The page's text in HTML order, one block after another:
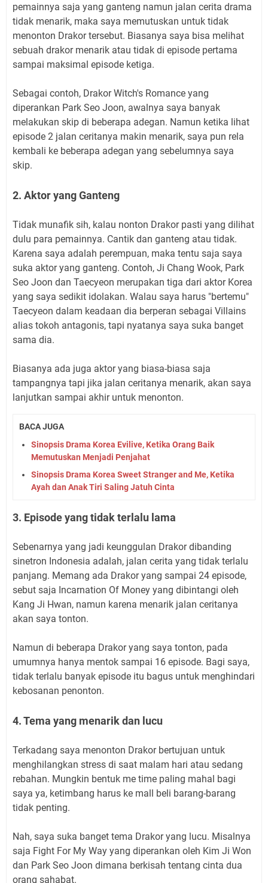
pemainnya saja yang ganteng namun jalan cerita drama
tidak menarik, maka saya memutuskan untuk tidak
menonton Drakor tersebut. Biasanya saya bisa melihat
sebuah drakor menarik atau tidak di episode pertama
sampai maksimal episode ketiga.
Sebagai contoh, Drakor Witch's Romance yang
diperankan Park Seo Joon, awalnya saya banyak
melakukan skip di beberapa adegan. Namun ketika lihat
episode 2 jalan ceritanya makin menarik, saya pun rela
kembali ke beberapa adegan yang sebelumnya saya
skip.
2. Aktor yang Ganteng
Tidak munafik sih, kalau nonton Drakor pasti yang dilihat
dulu para pemainnya. Cantik dan ganteng atau tidak.
Karena saya adalah perempuan, maka tentu saja saya
suka aktor yang ganteng. Contoh, Ji Chang Wook, Park
Seo Joon dan Taecyeon merupakan tiga dari aktor Korea
yang saya sedikit idolakan. Walau saya harus "bertemu"
Taecyeon dalam keadaan dia berperan sebagai Villains
alias tokoh antagonis, tapi nyatanya saya suka banget
sama dia.
Biasanya ada juga aktor yang biasa-biasa saja
tampangnya tapi jika jalan ceritanya menarik, akan saya
lanjutkan sampai akhir untuk menonton.
BACA JUGA
Sinopsis Drama Korea Evilive, Ketika Orang Baik
Memutuskan Menjadi Penjahat
Sinopsis Drama Korea Sweet Stranger and Me, Ketika
Ayah dan Anak Tiri Saling Jatuh Cinta
3. Episode yang tidak terlalu lama
Sebenarnya yang jadi keunggulan Drakor dibanding
sinetron Indonesia adalah, jalan cerita yang tidak terlalu
panjang. Memang ada Drakor yang sampai 24 episode,
sebut saja Incarnation Of Money yang dibintangi oleh
Kang Ji Hwan, namun karena menarik jalan ceritanya
akan saya tonton.
Namun di beberapa Drakor yang saya tonton, pada
umumnya hanya mentok sampai 16 episode. Bagi saya,
tidak terlalu banyak episode itu bagus untuk menghindari
kebosanan penonton.
4. Tema yang menarik dan lucu
Terkadang saya menonton Drakor bertujuan untuk
menghilangkan stress di saat malam hari atau sedang
rebahan. Mungkin bentuk me time paling mahal bagi
saya ya, ketimbang harus ke mall beli barang-barang
tidak penting.
Nah, saya suka banget tema Drakor yang lucu. Misalnya
saja Fight For My Way yang diperankan oleh Kim Ji Won
dan Park Seo Joon dimana berkisah tentang cinta dua
orang sahabat.